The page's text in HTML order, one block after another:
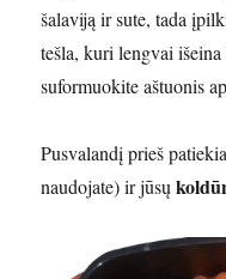
šalaviją ir sute, tada
tešla, kuri lengvai
suformuokite aštuonis
Pusvalandį prieš
naudojate) ir jūsų